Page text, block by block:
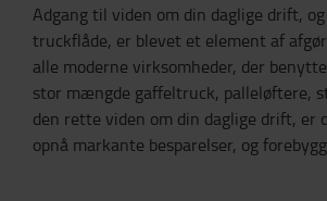
Adgang til viden om din daglige drift,
truckflåde, er blevet et element af
alle moderne virksomheder, der
stor mængde gaffeltruck, palleløftere,
den rette viden om din daglige drift, er
opnå markante besparelser, og